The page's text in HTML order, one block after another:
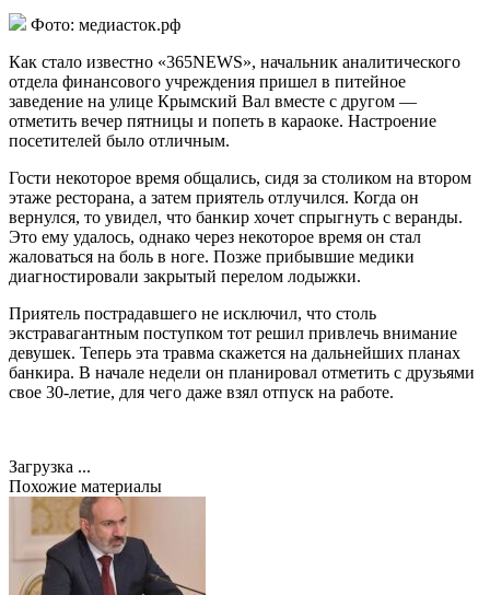
Фото: медиасток.рф
Как стало известно «365NEWS», начальник аналитического
отдела финансового учреждения пришел в питейное
заведение на улице Крымский Вал вместе с другом —
отметить вечер пятницы и попеть в караоке. Настроение
посетителей было отличным.
Гости некоторое время общались, сидя за столиком на втором
этаже ресторана, а затем приятель отлучился. Когда он
вернулся, то увидел, что банкир хочет спрыгнуть с веранды.
Это ему удалось, однако через некоторое время он стал
жаловаться на боль в ноге. Позже прибывшие медики
диагностировали закрытый перелом лодыжки.
Приятель пострадавшего не исключил, что столь
экстравагантным поступком тот решил привлечь внимание
девушек. Теперь эта травма скажется на дальнейших планах
банкира. В начале недели он планировал отметить с друзьями
свое 30-летие, для чего даже взял отпуск на работе.
Загрузка ...
Похожие материалы